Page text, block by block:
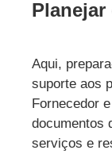
Aqui,
suporte aos
Fornecedor
documentos
serviços e